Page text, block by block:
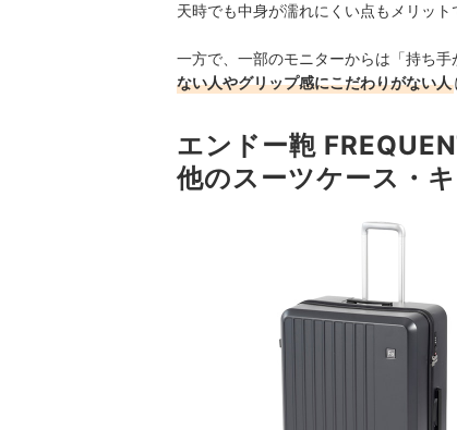
天時でも中身が濡れにくい点もメリット
一方で、一部のモニターからは「持ち手
ない人やグリップ感にこだわりがない人
エンドー鞄
他のスーツケース・